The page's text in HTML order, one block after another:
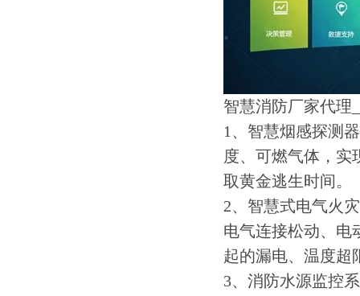
智慧消防厂家代理_
1、智慧烟感探测
度、可燃气体，实
取黄金逃生时间。
2、智慧式电气火
电气连接松动、电
起的漏电、温度超
3、消防水源监控